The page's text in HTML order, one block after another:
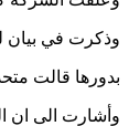
وذكرت في بيان
بدورها قالت
وأشارت الى ان